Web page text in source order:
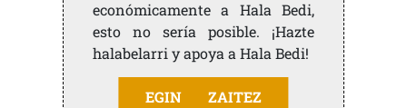
económicamente a Hala Bedi,
esto no sería posible. ¡Hazte
halabelarri y apoya a Hala Bedi!
EGIN ZAITEZ